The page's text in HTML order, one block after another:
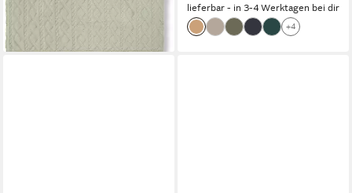
lieferbar - in 3-4 Werktagen bei dir
+4